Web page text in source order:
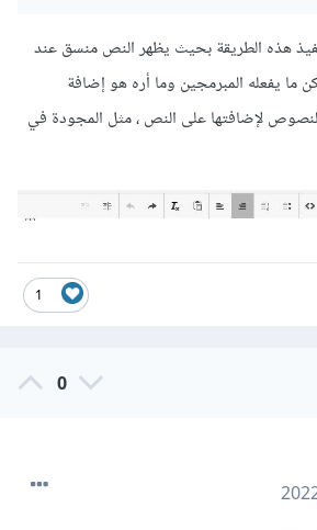
هذه الطريقة بحيث يظهر النص منسق عند
ما يفعله المبرمجين وما أره هو إضافة
لإضافتها على النص ، مثل المجودة في
1
0